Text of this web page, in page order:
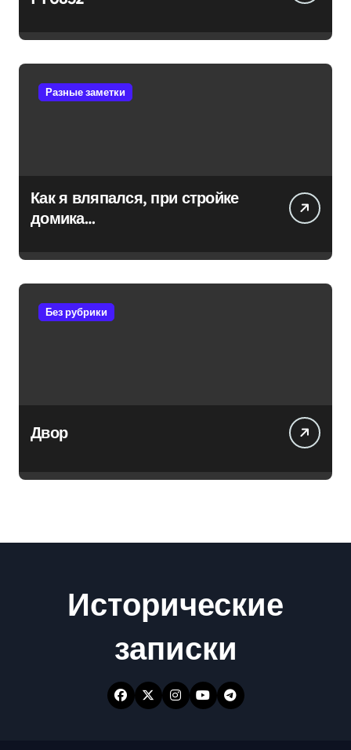
Разные заметки
Как я вляпался, при стройке
домика…
Без рубрики
Двор
Исторические
записки